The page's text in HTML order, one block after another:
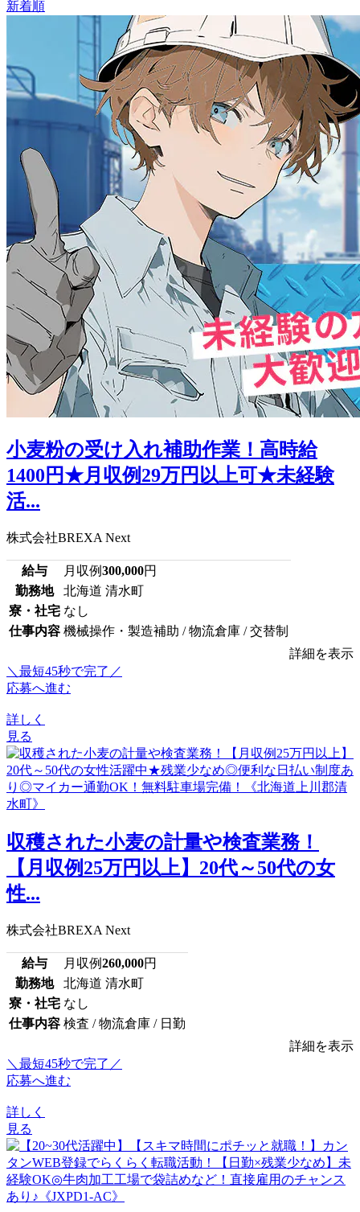
新着順
小麦粉の受け入れ補助作業！高時給
1400円★月収例29万円以上可★未経験
活...
株式会社BREXA Next
給与 月収例300,000円
勤務地
北海道 清水町
寮・社宅 なし
仕事内容 機械操作・製造補助 / 物流倉庫 / 交替制
詳細を表示
＼最短45秒で完了／
応募へ進む
詳しく
見る
収穫された小麦の計量や検査業務！
【月収例25万円以上】20代～50代の女
性...
株式会社BREXA Next
給与 月収例260,000円
勤務地
北海道 清水町
寮・社宅 なし
仕事内容 検査 / 物流倉庫 / 日勤
詳細を表示
＼最短45秒で完了／
応募へ進む
詳しく
見る